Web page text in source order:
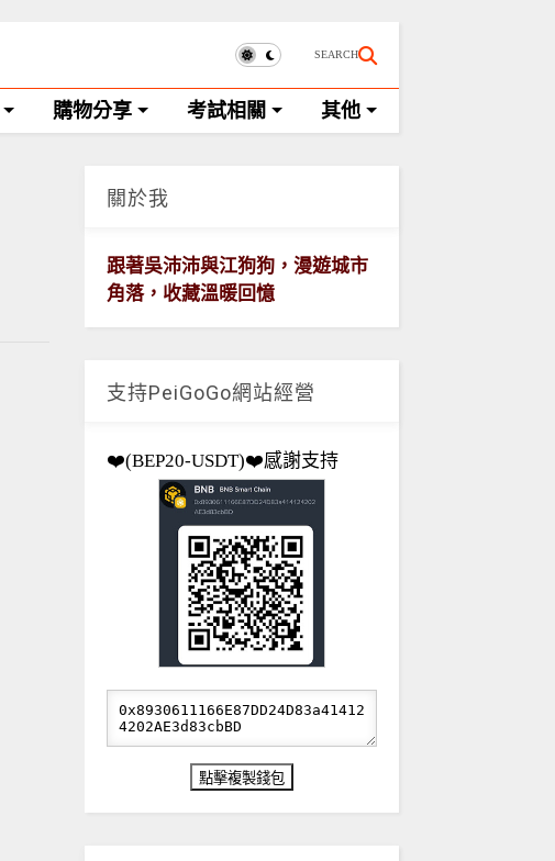
SEARCH
購物分享 考試相關 其他
關於我
跟著吳沛沛與江狗狗，漫遊城市
角落，收藏溫暖回憶
支持PeiGoGo網站經營
❤️(BEP20-USDT)❤️感謝支持